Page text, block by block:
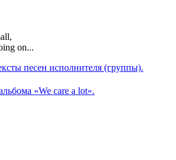
on...
песен исполнителя (группы).
«We care a lot».